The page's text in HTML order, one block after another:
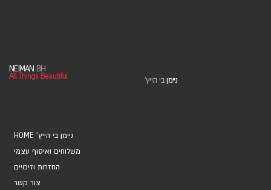
HOME 'ניימן בי הייץ
משלוחים ואיסוף עצמי
החזרות וזיכויים
צור קשר
NEIMAN BH
All Things Beautiful
' ניימן בי הייץ